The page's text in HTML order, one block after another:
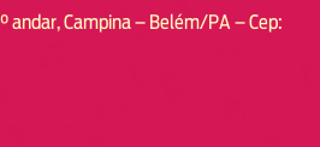
andar, Campina – Belém/PA – Cep: